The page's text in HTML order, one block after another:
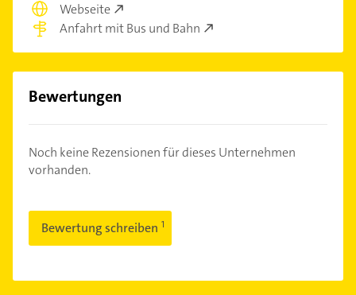
Webseite
Anfahrt mit Bus und Bahn
Bewertungen
Noch keine Rezensionen für dieses Unternehmen
vorhanden.
Bewertung schreiben